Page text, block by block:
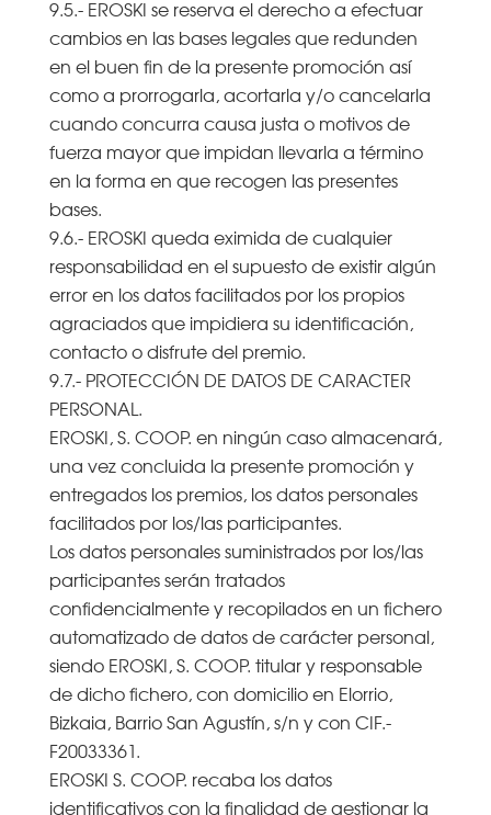
9.5.- EROSKI se reserva el derecho a efectuar
cambios en las bases legales que redunden
en el buen fin de la presente promoción así
como a prorrogarla, acortarla y/o cancelarla
cuando concurra causa justa o motivos de
fuerza mayor que impidan llevarla a término
en la forma en que recogen las presentes
bases.
9.6.- EROSKI queda eximida de cualquier
responsabilidad en el supuesto de existir algún
error en los datos facilitados por los propios
agraciados que impidiera su identificación,
contacto o disfrute del premio.
9.7.- PROTECCIÓN DE DATOS DE CARACTER
PERSONAL.
EROSKI, S. COOP. en ningún caso almacenará,
una vez concluida la presente promoción y
entregados los premios, los datos personales
facilitados por los/las participantes.
Los datos personales suministrados por los/las
participantes serán tratados
confidencialmente y recopilados en un fichero
automatizado de datos de carácter personal,
siendo EROSKI, S. COOP. titular y responsable
de dicho fichero, con domicilio en Elorrio,
Bizkaia, Barrio San Agustín, s/n y con CIF.-
F20033361.
EROSKI S. COOP. recaba los datos
identificativos con la finalidad de gestionar la